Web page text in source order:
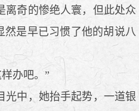
奇的惨绝人寰，但此处众
然是早已习惯了他的胡说八
办吧。”
中，她抬手起势，一道银